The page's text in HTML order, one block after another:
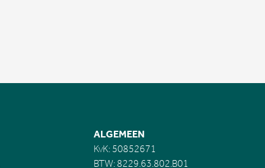
ALGEMEEN
KvK: 50852671
BTW: 8229.63.802.B01